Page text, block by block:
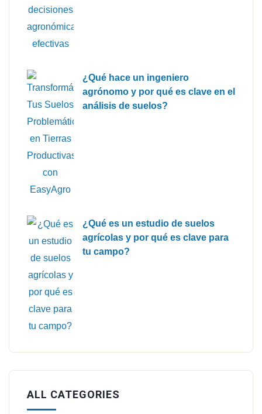
¿Qué hace un ingeniero
agrónomo y por qué es clave en el
análisis de suelos?
¿Qué es un estudio de suelos
agrícolas y por qué es clave para
tu campo?
ALL CATEGORIES